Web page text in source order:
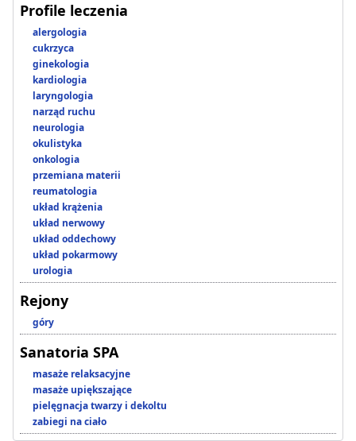
Profile leczenia
alergologia
cukrzyca
ginekologia
kardiologia
laryngologia
narząd ruchu
neurologia
okulistyka
onkologia
przemiana materii
reumatologia
układ krążenia
układ nerwowy
układ oddechowy
układ pokarmowy
urologia
Rejony
góry
Sanatoria SPA
masaże relaksacyjne
masaże upiększające
pielęgnacja twarzy i dekoltu
zabiegi na ciało